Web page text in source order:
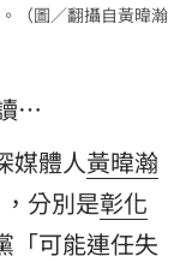
（圖／翻攝自黃暐瀚
…
媒體人黃暐瀚
分別是彰化
「可能連任失